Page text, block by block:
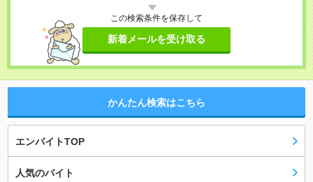
この検索条件を保存して
新着メールを受け取る
かんたん検索はこちら
エンバイトTOP
人気のバイト